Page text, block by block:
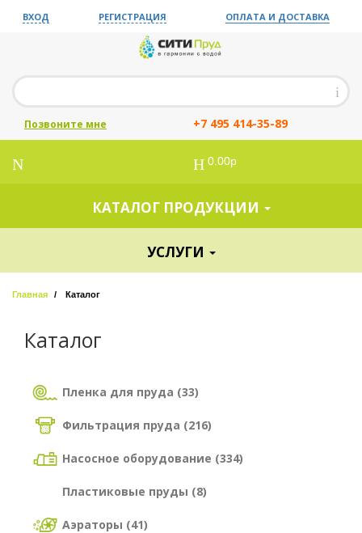
ВХОД РЕГИСТРАЦИЯ ОПЛАТА И ДОСТАВКА
Позвоните мне +7 495 414-35-89
0.00р
КАТАЛОГ ПРОДУКЦИИ
УСЛУГИ
Главная Каталог
Каталог
Пленка для пруда (33)
Фильтрация пруда (216)
Насосное оборудование (334)
Пластиковые пруды (8)
Аэраторы (41)